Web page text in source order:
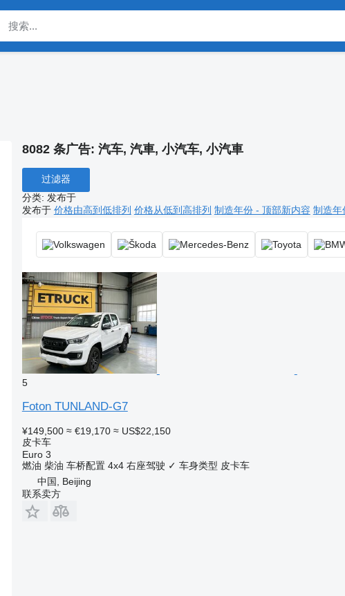
8082 条广告: 汽车, 汽車, 小汽车, 小汽車
过滤器
分类: 发布于
发布于 价格由高到低排列 价格从低到高排列 制造年份 - 顶部新内容 制造年
5
Foton TUNLAND-G7
¥149,500 ≈ €19,170 ≈ US$22,150
皮卡车
Euro 3
燃油 柴油 车桥配置 4x4 右座驾驶 ✓ 车身类型 皮卡车
中国, Beijing
联系卖方